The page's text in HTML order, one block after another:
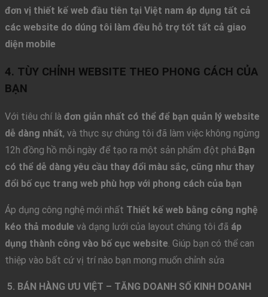
đơn vị thiết kế web đầu tiên tại Việt nam áp dụng tất cả
các website do dúng tôi làm đều hỗ trợ tốt tất cả giao
diện mobile
4. TÙY CHỈNH WEBSITE THEO PHONG CÁCH CỦA
BẠN
Với tiêu chí là đơn giản nhất có thể để bạn quản lý website
dễ dàng nhất, và thực sự chúng tôi đã làm việc không ngừng
12h đồng hồ mỗi ngày để tạo ra một sản phẩm đột phá.Bạn
có thể dễ dàng yêu cầu thay đổi màu sắc, cũng như thay
đổi bố cục trang web phù hợp với phong cách của bạn
Áp dụng công nghệ mới nhất Thiết kế web bằng công nghệ
kéo thả module và dạng lưới của layout chúng tôi đã áp
dụng thành công vào bố cục website. Giúp bạn có thể can
thiệp vào bất cứ vị trí nào bạn mong muốn chỉnh sửa
5. BÁN HÀNG ƯU VIỆT – TĂNG DOANH SỐ KINH DOANH